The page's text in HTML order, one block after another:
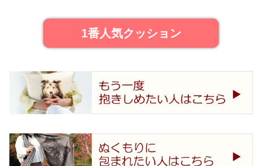
1番人気クッション